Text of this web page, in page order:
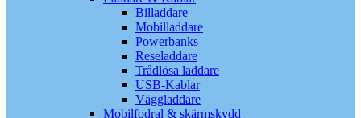
Billaddare
Mobilladdare
Powerbanks
Reseladdare
Trådlösa laddare
USB-Kablar
Väggladdare
Mobilfodral & skärmskydd